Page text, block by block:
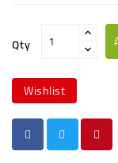
Qty
Wishlist